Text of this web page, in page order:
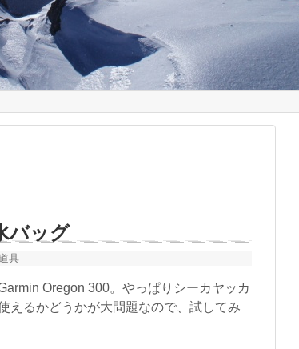
バッグ
具
Oregon 300。やっぱりシーカヤッカ
えるかどうかが大問題なので、試してみ